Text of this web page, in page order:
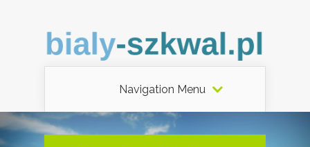
Navigation Menu